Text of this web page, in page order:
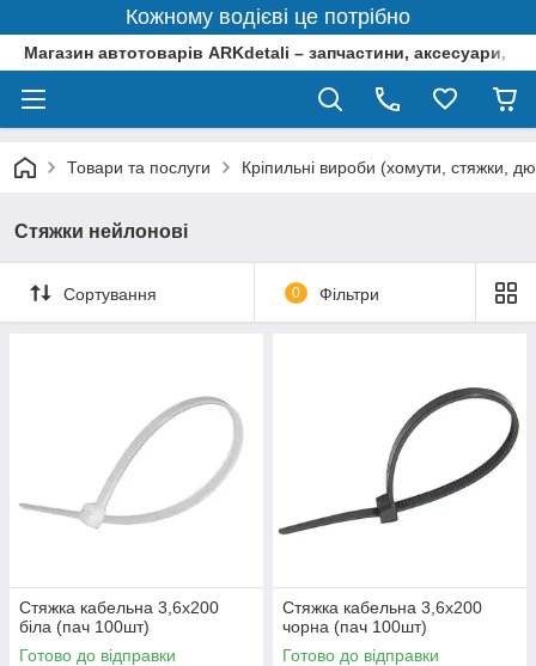
Кожному водієві це потрібно
Магазин автотоварів ARKdetali – запчастини, аксесуари,
Товари та послуги Кріпильні вироби (хомути, стяжки,
Стяжки нейлонові
Сортування 0 Фільтри
Стяжка кабельна 3,6x200
біла (пач 100шт)
Готово до відправки
Стяжка кабельна 3,6x200
чорна (пач 100шт)
Готово до відправки